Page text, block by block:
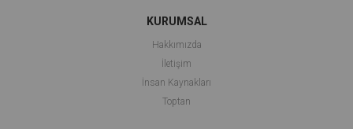
KURUMSAL
Hakkımızda
İletişim
İnsan Kaynakları
Toptan